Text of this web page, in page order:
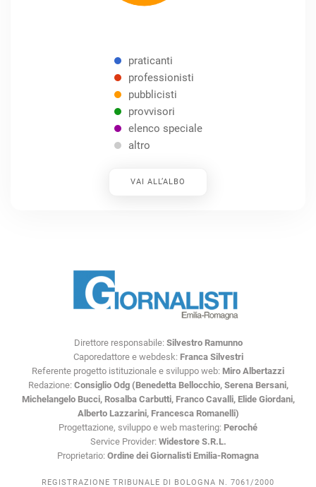
praticanti
professionisti
pubblicisti
provvisori
elenco speciale
altro
VAI ALL’ALBO
Direttore responsabile: Silvestro Ramunno
Caporedattore e webdesk: Franca Silvestri
Referente progetto istituzionale e sviluppo web: Miro Albertazzi
Redazione: Consiglio Odg (Benedetta Bellocchio, Serena Bersani,
Michelangelo Bucci, Rosalba Carbutti, Franco Cavalli, Elide Giordani,
Alberto Lazzarini, Francesca Romanelli)
Progettazione, sviluppo e web mastering: Peroché
Service Provider: Widestore S.R.L.
Proprietario: Ordine dei Giornalisti Emilia-Romagna
REGISTRAZIONE TRIBUNALE DI BOLOGNA N. 7061/2000